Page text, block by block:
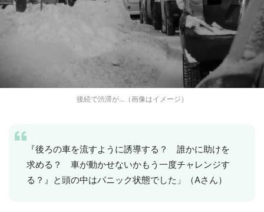
後続で渋滞が...（画像はイメージ）
『後ろの車を流すように誘導する？ 誰かに助けを
求める？ 車が動かせないかもう一度チャレンジす
る？』と頭の中はパニック状態でした」（Aさん）